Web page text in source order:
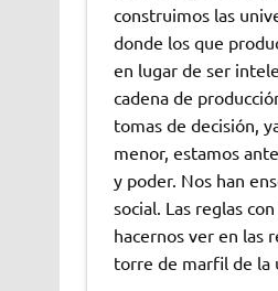
construimos las
donde los que
en lugar de ser
cadena de
tomas de decisión,
menor, estamos
y poder. Nos han
social. Las reglas
hacernos ver en las
torre de marfil de la